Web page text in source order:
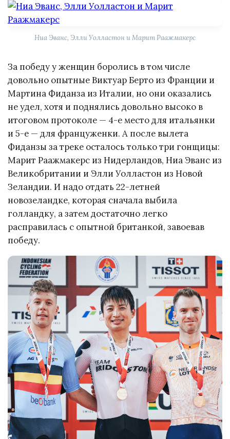
Ниа Эванс, Элли Уолластон и Марит Раажмакерс
За победу у женщин боролись в том числе
довольно опытные Виктуар Берто из Франции и
Мартина Фиданза из Италии, но они оказались
не удел, хотя и поднялись довольно высоко в
итоговом протоколе — 4-е место для итальянки
и 5-е — для француженки. А после вылета
Фиданзы за треке осталось только три гонщицы:
Марит Раажмакерс из Нидерландов, Ниа Эванс из
Великобритании и Элли Уолластон из Новой
Зеландии. И надо отдать 22-летней
новозеландке, которая сначала выбила
голландку, а затем достаточно легко
расправилась с опытной британкой, завоевав
победу.